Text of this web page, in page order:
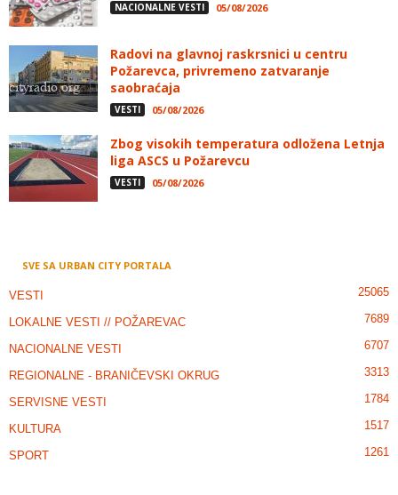
NACIONALNE VESTI 05/08/2026
Radovi na glavnoj raskrsnici u centru
Požarevca, privremeno zatvaranje
saobraćaja
VESTI 05/08/2026
Zbog visokih temperatura odložena Letnja
liga ASCS u Požarevcu
VESTI 05/08/2026
SVE SA URBAN CITY PORTALA
VESTI 25065
LOKALNE VESTI // POŽAREVAC 7689
NACIONALNE VESTI 6707
REGIONALNE - BRANIČEVSKI OKRUG 3313
SERVISNE VESTI 1784
KULTURA 1517
SPORT 1261